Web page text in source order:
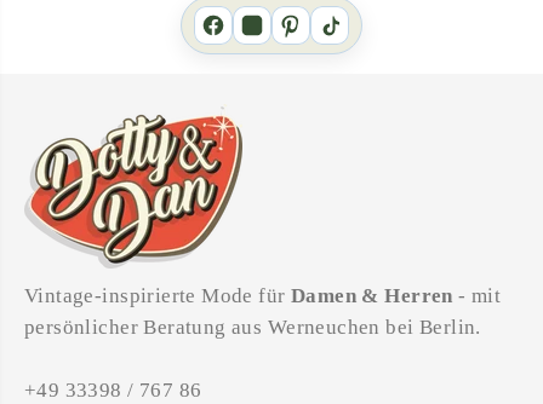
Vintage-inspirierte Mode für Damen & Herren - mit
persönlicher Beratung aus Werneuchen bei Berlin.
+49 33398 / 767 86